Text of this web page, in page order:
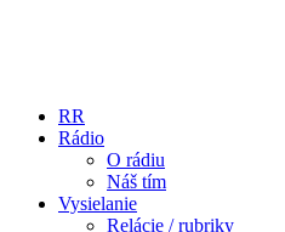
RR
Rádio
O rádiu
Náš tím
Vysielanie
Relácie / rubriky